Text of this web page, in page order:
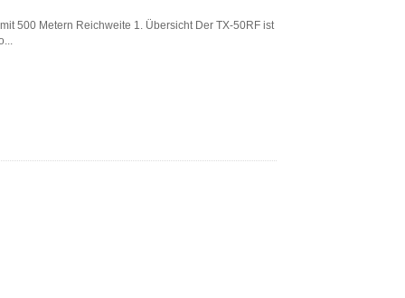
500 Metern Reichweite 1. Übersicht Der TX-50RF ist